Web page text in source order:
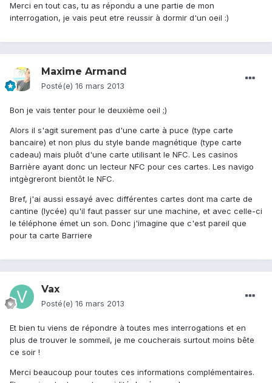
Merci en tout cas, tu as répondu a une partie de mon
interrogation, je vais peut etre reussir à dormir d'un oeil :)
Maxime Armand
Posté(e) 16 mars 2013
Bon je vais tenter pour le deuxième oeil ;)
Alors il s'agit surement pas d'une carte à puce (type carte
bancaire) et non plus du style bande magnétique (type carte
cadeau) mais pluôt d'une carte utilisant le NFC. Les casinos
Barrière ayant donc un lecteur NFC pour ces cartes. Les navigo
intgègreront bientôt le NFC.
Bref, j'ai aussi essayé avec différentes cartes dont ma carte de
cantine (lycée) qu'il faut passer sur une machine, et avec celle-ci
le téléphone émet un son. Donc j'imagine que c'est pareil que
pour ta carte Barriere
Vax
Posté(e) 16 mars 2013
Et bien tu viens de répondre à toutes mes interrogations et en
plus de trouver le sommeil, je me coucherais surtout moins bête
ce soir !
Merci beaucoup pour toutes ces informations complémentaires.